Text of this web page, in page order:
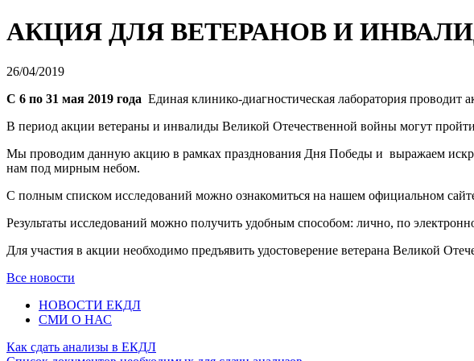
АКЦИЯ ДЛЯ ВЕТЕРАНОВ И
26/04/2019
С 6 по 31 мая 2019 года Единая клинико-диагностическая лаборатория
В период акции ветераны и инвалиды Великой Отечественной войны могут пройти
Мы проводим данную акцию в рамках празднования Дня Победы и выражаем
нам под мирным небом.
С полным списком исследований можно ознакомиться на нашем официальном
Результаты исследований можно получить удобным способом: лично, по
Для участия в акции необходимо предъявить удостоверение ветерана Великой
Все новости
НОВОСТИ ЕКДЛ
СМИ О НАС
Как сдать анализы в ЕКДЛ